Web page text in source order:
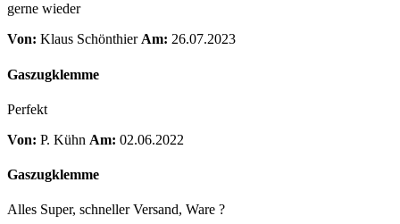
gerne wieder
Von: Klaus Schönthier Am: 26.07.2023
Gaszugklemme
Perfekt
Von: P. Kühn Am: 02.06.2022
Gaszugklemme
Alles Super, schneller Versand, Ware ?